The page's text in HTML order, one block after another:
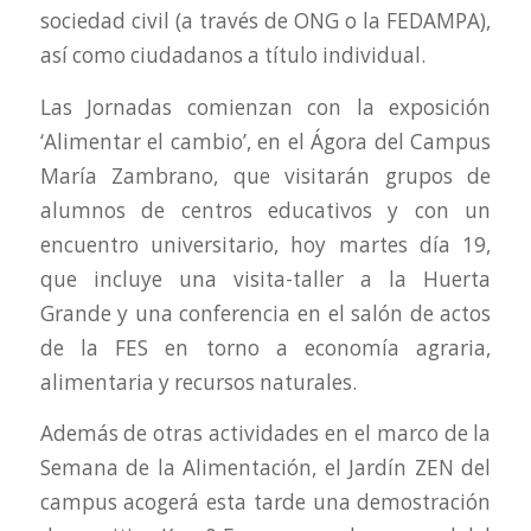
sociedad civil (a través de ONG o la FEDAMPA),
así como ciudadanos a título individual.
Las Jornadas comienzan con la exposición
‘Alimentar el cambio’, en el Ágora del Campus
María Zambrano, que visitarán grupos de
alumnos de centros educativos y con un
encuentro universitario, hoy martes día 19,
que incluye una visita-taller a la Huerta
Grande y una conferencia en el salón de actos
de la FES en torno a economía agraria,
alimentaria y recursos naturales.
Además de otras actividades en el marco de la
Semana de la Alimentación, el Jardín ZEN del
campus acogerá esta tarde una demostración